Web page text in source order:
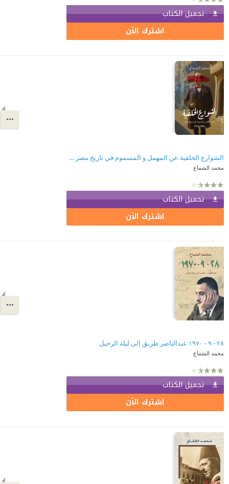
تحميل الكتاب
اشترك الآن
الشوارع الخلفية عن المهمل و المسموم في تاريخ مصر 1882-1952
محمد الشماع
تحميل الكتاب
اشترك الآن
٢٨ - ٩ - ١٩٧٠ عبدالناصر طريق إلى ليلة الرحيل
محمد الشماع
تحميل الكتاب
اشترك الآن